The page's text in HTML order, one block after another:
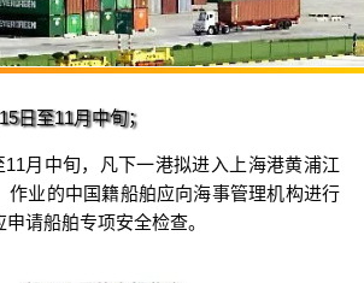
日至11月中旬；
11月中旬，凡下一港拟进入上海港黄浦江
作业的中国籍船舶应向海事管理机构进行
请船舶专项安全检查。